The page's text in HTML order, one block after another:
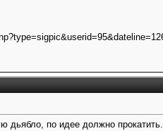
дьябло, по идее должно прокатить.